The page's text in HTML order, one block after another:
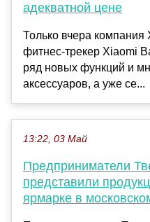
адекватной цене
Только вчера
фитнес-трекер Xiaomi
ряд новых функций и
аксессуаров, а уже се...
13:22, 03 Май
Предприниматели
представили
ярмарке в